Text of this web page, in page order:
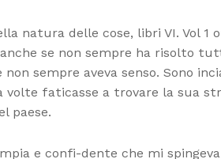
natura delle cose, libri VI. Vol
se non sempre ha risolto
sempre aveva senso. Sono
faticasse a trovare la sua
paese.
e confi-dente che mi